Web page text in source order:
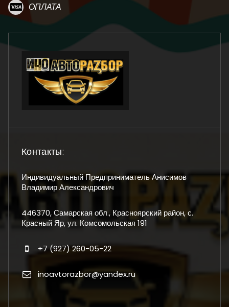
ОПЛАТА
Контакты:
Индивидуальный Предприниматель Анисимов
Владимир Александрович
446370, Самарская обл., Красноярский район, с.
Красный Яр, ул. Комсомольская 191
+7 (927) 260-05-22
inoavtorazbor@yandex.ru